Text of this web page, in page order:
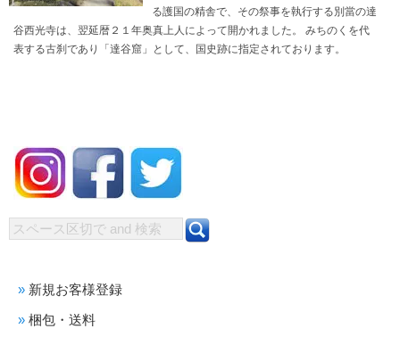
る護国の精舎で、その祭事を執行する別當の達
谷西光寺は、翌延暦２１年奥真上人によって開かれました。 みちのくを代
表する古刹であり「達谷窟」として、国史跡に指定されております。
新規お客様登録
梱包・送料